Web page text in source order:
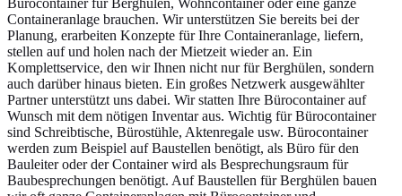
Containeranlage brauchen. Wir unterstützen Sie bereits bei der
Planung, erarbeiten Konzepte für Ihre Containeranlage, liefern,
stellen auf und holen nach der Mietzeit wieder an. Ein
Komplettservice, den wir Ihnen nicht nur für Berghülen, sondern
auch darüber hinaus bieten. Ein großes Netzwerk ausgewählter
Partner unterstützt uns dabei. Wir statten Ihre Bürocontainer auf
Wunsch mit dem nötigen Inventar aus. Wichtig für Bürocontainer
sind Schreibtische, Bürostühle, Aktenregale usw. Bürocontainer
werden zum Beispiel auf Baustellen benötigt, als Büro für den
Bauleiter oder der Container wird als Besprechungsraum für
Baubesprechungen benötigt. Auf Baustellen für Berghülen bauen